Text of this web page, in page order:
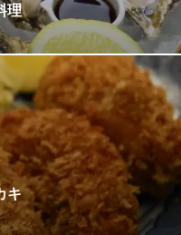
理
選。大船渡の漁師と提携し
」は必食です！産地ごと
定番の焼き・フライか
など創作牡蠣料理も豊富
北沢
キ